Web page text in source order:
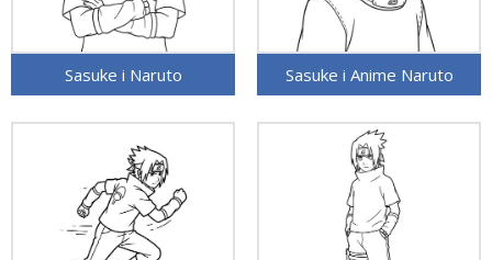
Sasuke i Naruto Sasuke i Anime Naruto